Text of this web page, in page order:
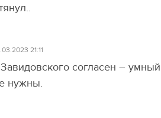
21:11
согласен –
нужны.